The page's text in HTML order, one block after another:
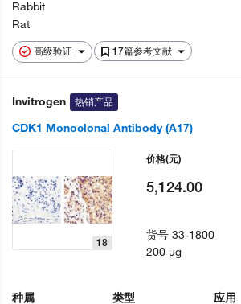
高级验证 17篇参考文献
Rabbit
Rat
Invitrogen 热销产品
CDK1 Monoclonal Antibody (A17)
18
种属
类型
应用
价格(元)
5,124.00
货号33-1800
200 µg